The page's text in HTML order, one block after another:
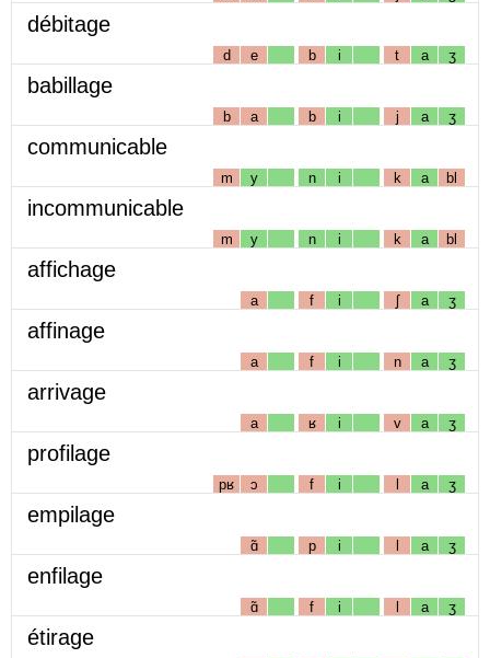
débitage
d e b i t a ʒ
babillage
b a b i j a ʒ
communicable
m y n i k a bl
incommunicable
m y n i k a bl
affichage
a f i ʃ a ʒ
affinage
a f i n a ʒ
arrivage
a ʁ i v a ʒ
profilage
pʁ ɔ f i l a ʒ
empilage
ɑ̃ p i l a ʒ
enfilage
ɑ̃ f i l a ʒ
étirage